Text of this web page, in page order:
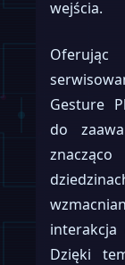
wejścia.
Gesture
do
interakcja
Dzięki